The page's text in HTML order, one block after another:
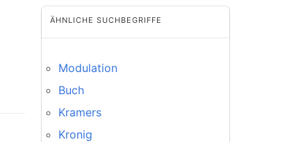
ÄHNLICHE SUCHBEGRIFFE
Modulation
Buch
Kramers
Kronig